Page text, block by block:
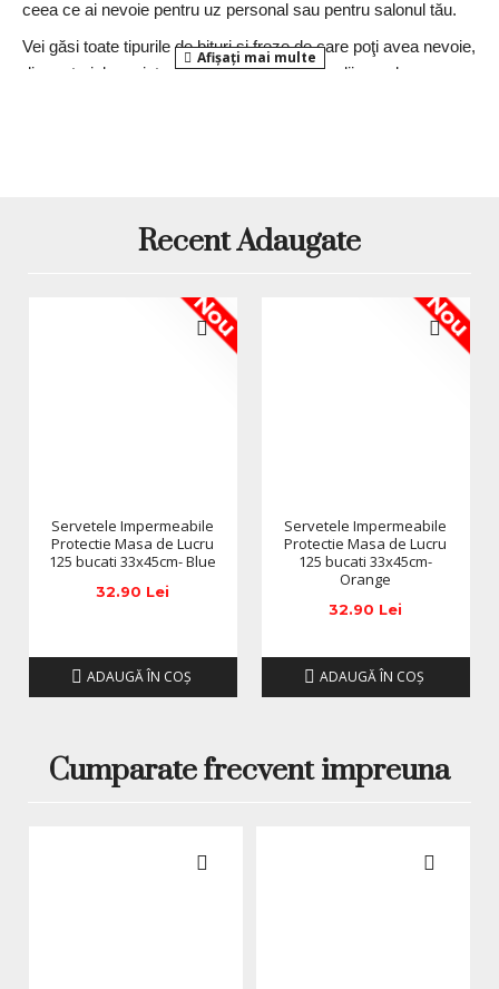
ceea ce ai nevoie pentru uz personal sau pentru salonul tău.
Vei găsi toate tipurile de biturişi freze de care poţi avea nevoie,
din materiale variate şi cu granulaţii fine, medii sau dure
in orice mod (culoare, aspect etc.) de imaginile produselor
livrate, acestea putand prezenta abateri minore de la
modifica in functie de actualizarile producatorilor fara
anuntarea prealabila a utilizatorilor.
Recent Adaugate
Nou
Servetele Impermeabile
Protectie Masa de Lucru
125 bucati 33x45cm- Blue
32.90 Lei
ADAUGĂ ÎN COŞ
Nou
Servetele Impermeabile
Protectie Masa de Lucru
125 bucati 33x45cm-
Orange
32.90 Lei
ADAUGĂ ÎN COŞ
Cumparate frecvent impreuna